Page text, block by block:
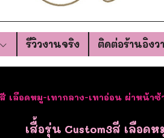
รีวิวงานจริง ติดต่อร้านอิงว
เลือดหมู-เทากลาง-เทาอ่อน ผ่าหน้าซ้
เสื้อรุ่น Custom3สี เลือด